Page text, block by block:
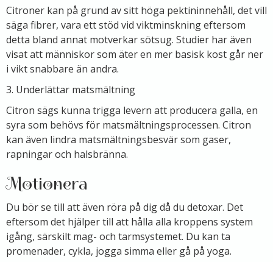
Citroner kan på grund av sitt höga pektininnehåll, det vill
säga fibrer, vara ett stöd vid viktminskning eftersom
detta bland annat motverkar sötsug. Studier har även
visat att människor som äter en mer basisk kost går ner
i vikt snabbare än andra.
3. Underlättar matsmältning
Citron sägs kunna trigga levern att producera galla, en
syra som behövs för matsmältningsprocessen. Citron
kan även lindra matsmältningsbesvär som gaser,
rapningar och halsbränna.
Motionera
Du bör se till att även röra på dig då du detoxar. Det
eftersom det hjälper till att hålla alla kroppens system
igång, särskilt mag- och tarmsystemet. Du kan ta
promenader, cykla, jogga simma eller gå på yoga.